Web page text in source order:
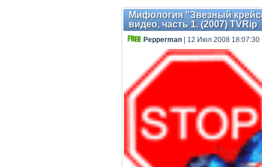
Мифология "Звезный
видео, часть 1. (2007) TVRip
Pepperman | 12 Июл 2008 18:07:30